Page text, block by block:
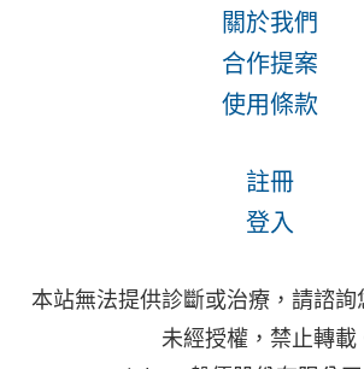
關於我們
合作提案
使用條款
註冊
登入
本站無法提供診斷或治療，請諮詢
未經授權，禁止轉載